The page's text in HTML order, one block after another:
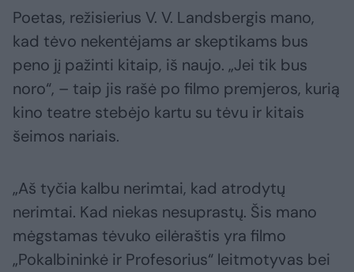
Poetas, režisierius V. V. Landsbergis mano,
kad tėvo nekentėjams ar skeptikams bus
peno jį pažinti kitaip, iš naujo. „Jei tik bus
noro“, – taip jis rašė po filmo premjeros, kurią
kino teatre stebėjo kartu su tėvu ir kitais
šeimos nariais.
„Aš tyčia kalbu nerimtai, kad atrodytų
nerimtai. Kad niekas nesuprastų. Šis mano
mėgstamas tėvuko eilėraštis yra filmo
„Pokalbininkė ir Profesorius“ leitmotyvas bei